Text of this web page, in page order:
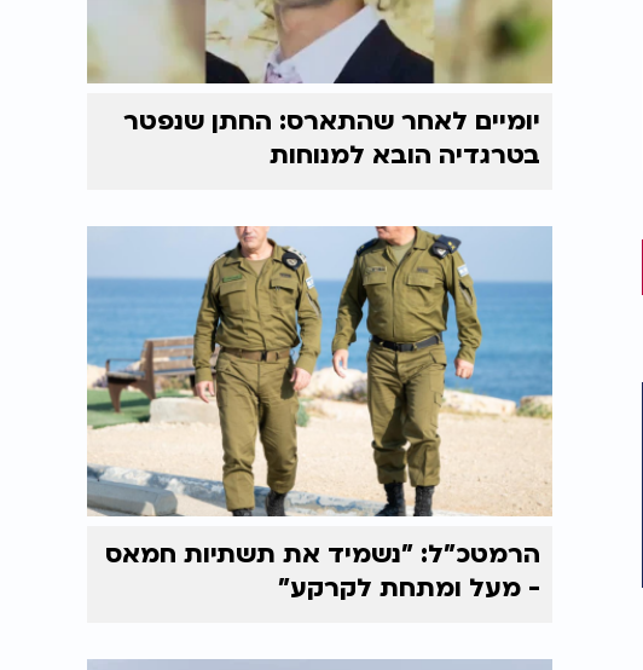
יומיים לאחר שהתארס: החתן שנפטר
בטרגדיה הובא למנוחות
הרמטכ"ל: "נשמיד את תשתיות חמאס
- מעל ומתחת לקרקע"